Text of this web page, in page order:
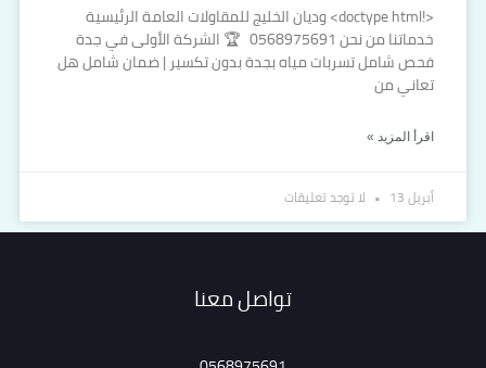
<!doctype html> وديان الخليج للمقاولات العامة الرئيسية
خدماتنا من نحن 0568975691 🏆 الشركة الأولى في جدة
فحص شامل تسربات مياه بجدة بدون تكسير | ضمان شامل هل
تعاني من
اقرأ المزيد »
أبريل 13 لا توجد تعليقات
تواصل معنا